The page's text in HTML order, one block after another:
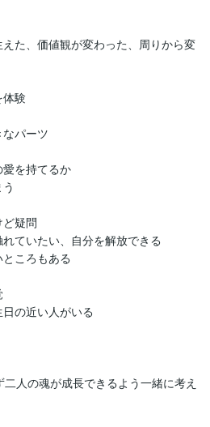
た、価値観が変わった、周りから変
験
パーツ
を持てるか
疑問
ていたい、自分を解放できる
ころもある
の近い人がいる
人の魂が成長できるよう一緒に考え